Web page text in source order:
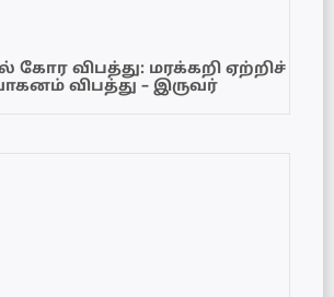
கோர விபத்து: மரக்கறி ஏற்றிச்
விபத்து – இருவர்